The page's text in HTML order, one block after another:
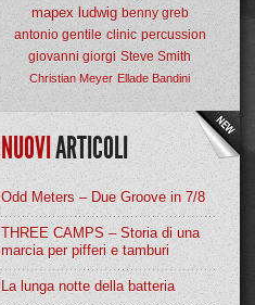
mapex ludwig benny greb
antonio gentile clinic percussion
giovanni giorgi Steve Smith
Christian Meyer Ellade Bandini
NUOVIARTICOLI
Odd Meters – Due Groove in 7/8
THREE CAMPS – Storia di una
marcia per pifferi e tamburi
La lunga notte della batteria